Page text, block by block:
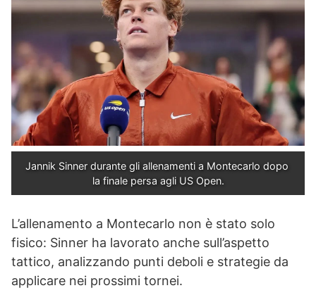
Jannik Sinner durante gli allenamenti a Montecarlo dopo
la finale persa agli US Open.
L’allenamento a Montecarlo non è stato solo
fisico: Sinner ha lavorato anche sull’aspetto
tattico, analizzando punti deboli e strategie da
applicare nei prossimi tornei.